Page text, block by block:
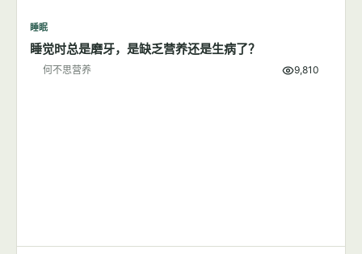
睡眠
睡觉时总是磨牙，是缺乏营养还是生病了？
何不思营养 9,810